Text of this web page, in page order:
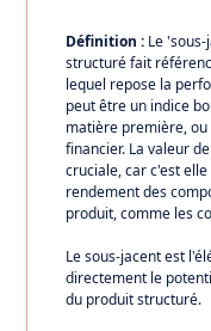
Définition : Le
structuré fait
lequel repose la
peut être un indice
matière première,
financier. La valeur
cruciale, car c'est
rendement des
produit, comme les
Le sous-jacent est
directement le
du produit structuré.